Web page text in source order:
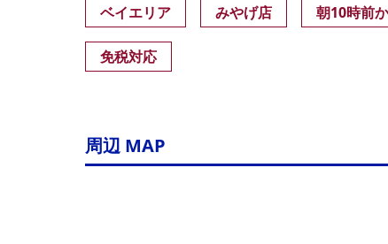
ベイエリア みやげ店 朝10時前
免税対応
周辺 MAP